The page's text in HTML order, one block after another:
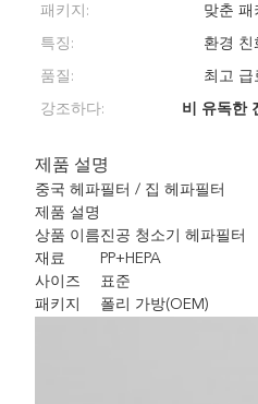
패키지: 맞춘 패
특징: 환경 친
품질: 최고 급
강조하다: 비 유독한
제품 설명
중국 헤파필터 / 집 헤파필터
제품 설명
상품 이름진공 청소기 헤파필터
재료
PP+HEPA
사이즈
표준
패키지
폴리 가방(OEM)